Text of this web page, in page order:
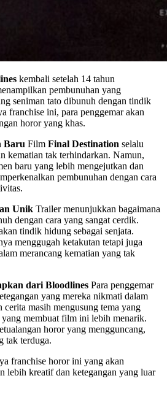
kembali setelah 14 tahun
pembunuhan yang
seniman tato dibunuh dengan tindik
franchise ini, para penggemar akan
horor yang khas.
Baru Film Final Destination selalu
kematian tak terhindarkan. Namun,
baru yang lebih mengejutkan dan
pembunuhan dengan cara
Unik Trailer menunjukkan bagaimana
dengan cara yang sangat cerdik.
tindik hidung sebagai senjata.
menggugah ketakutan tetapi juga
merancang kematian yang tak
dari Bloodlines Para penggemar
yang mereka nikmati dalam
masih mengusung tema yang
yang membuat film ini lebih menarik.
horor yang mengguncang,
tak terduga.
franchise horor ini yang akan
lebih kreatif dan ketegangan yang luar